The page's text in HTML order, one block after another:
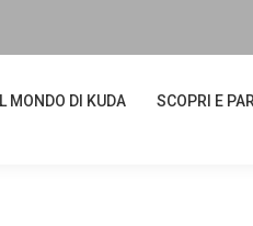
IL MONDO DI KUDA SCOPRI E